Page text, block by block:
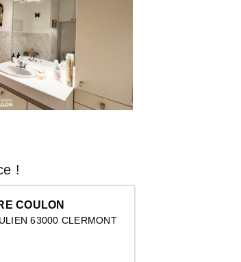
!
COULON
63000 CLERMONT